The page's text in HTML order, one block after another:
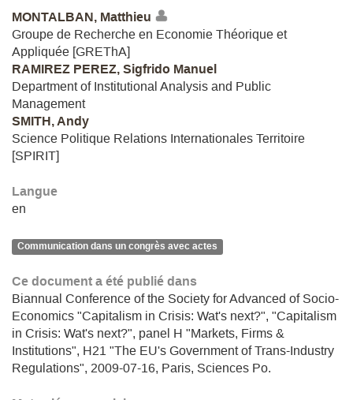
MONTALBAN, Matthieu
Groupe de Recherche en Economie Théorique et
Appliquée [GREThA]
RAMIREZ PEREZ, Sigfrido Manuel
Department of Institutional Analysis and Public
Management
SMITH, Andy
Science Politique Relations Internationales Territoire
[SPIRIT]
Langue
en
Communication dans un congrès avec actes
Ce document a été publié dans
Biannual Conference of the Society for Advanced of Socio-
Economics "Capitalism in Crisis: Wat's next?", "Capitalism
in Crisis: Wat's next?", panel H "Markets, Firms &
Institutions", H21 "The EU's Government of Trans-Industry
Regulations", 2009-07-16, Paris, Sciences Po.